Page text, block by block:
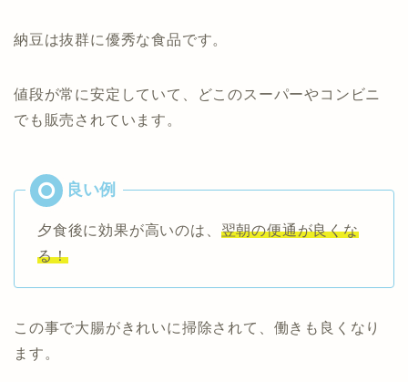
納豆は抜群に優秀な食品です。
値段が常に安定していて、どこのスーパーやコンビニ
でも販売されています。
夕食後に効果が高いのは、 翌朝の便通が良くな
る！
この事で大腸がきれいに掃除されて、働きも良くなり
ます。